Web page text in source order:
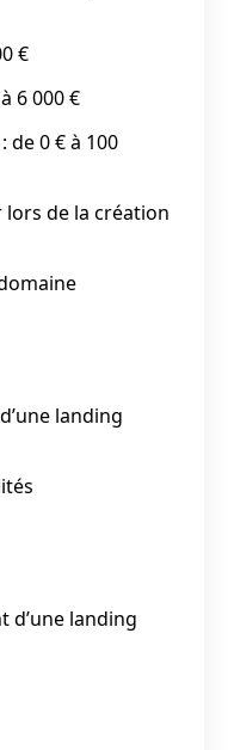
€
6 000 €
de 0 € à 100
lors de la création
landing
d’une landing